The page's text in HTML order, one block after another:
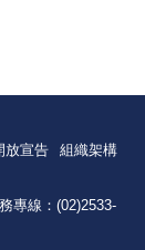
放宣告
組織架構
專線：(02)2533-